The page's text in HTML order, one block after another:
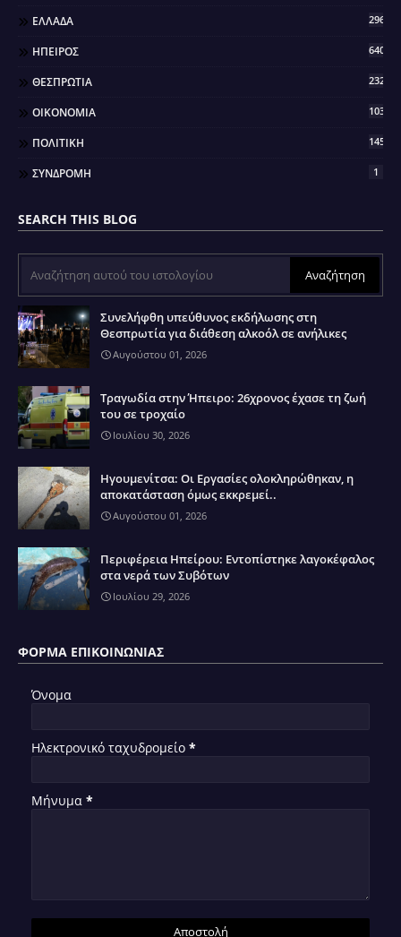
ΕΛΛΑΔΑ 296
ΗΠΕΙΡΟΣ 640
ΘΕΣΠΡΩΤΙΑ 2321
ΟΙΚΟΝΟΜΙΑ 103
ΠΟΛΙΤΙΚΗ 145
ΣΥΝΔΡΟΜΗ 1
SEARCH THIS BLOG
Συνελήφθη υπεύθυνος εκδήλωσης στη
Θεσπρωτία για διάθεση αλκοόλ σε ανήλικες
Αυγούστου 01, 2026
Τραγωδία στην Ήπειρο: 26χρονος έχασε τη ζωή
του σε τροχαίο
Ιουλίου 30, 2026
Ηγουμενίτσα: Οι Εργασίες ολοκληρώθηκαν, η
αποκατάσταση όμως εκκρεμεί..
Αυγούστου 01, 2026
Περιφέρεια Ηπείρου: Εντοπίστηκε λαγοκέφαλος
στα νερά των Συβότων
Ιουλίου 29, 2026
ΦΌΡΜΑ ΕΠΙΚΟΙΝΩΝΊΑΣ
Όνομα
Ηλεκτρονικό ταχυδρομείο *
Μήνυμα *